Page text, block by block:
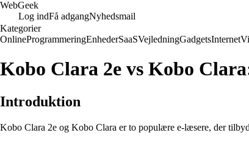
WebGeek
Log indFå adgangNyhedsmail
Kategorier
OnlineProgrammeringEnhederSaaSVejledningGadgetsInternet
Kobo Clara 2e vs Kobo
Introduktion
Kobo Clara 2e og Kobo Clara er to populære e-læsere, der